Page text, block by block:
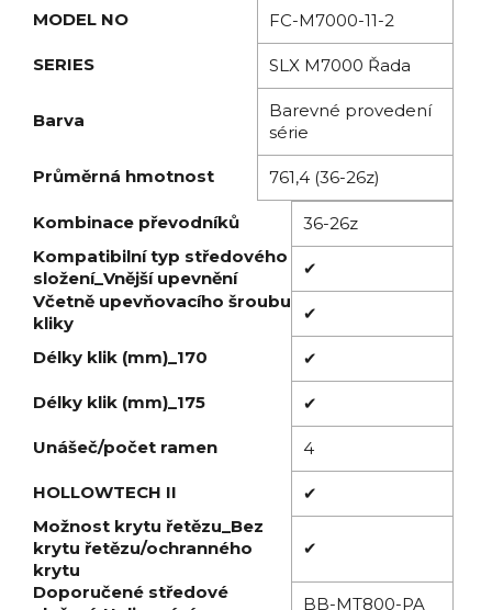
MODEL NO FC-M7000-11-2
SERIES SLX M7000 Řada
Barva
Barevné provedení
série
Průměrná hmotnost 761,4 (36-26z)
Kombinace převodníků
36-26z
Kompatibilní typ středového
složení_Vnější upevnění
✔
Včetně upevňovacího šroubu
kliky
✔
Délky klik (mm)_170 ✔
Délky klik (mm)_175 ✔
Unášeč/počet ramen 4
HOLLOWTECH II
✔
Možnost krytu řetězu_Bez
krytu řetězu/ochranného
krytu
✔
Doporučené středové
BB-MT800-PA